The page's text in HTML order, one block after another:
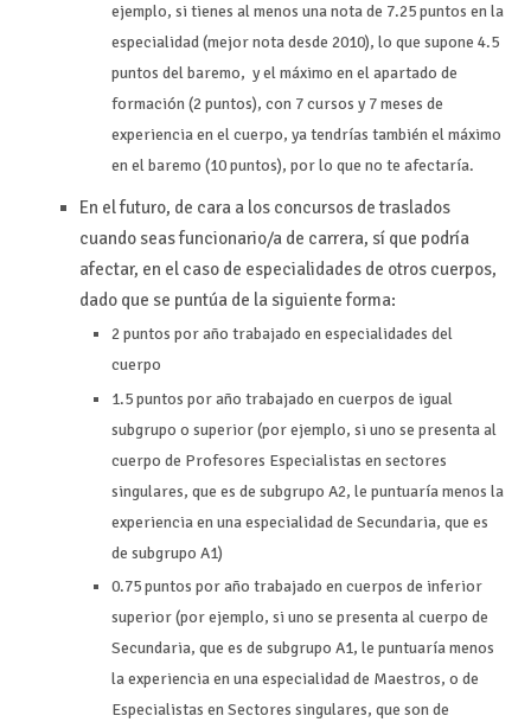
ejemplo, si tienes al menos una nota de 7.25 puntos en la
especialidad (mejor nota desde 2010), lo que supone 4.5
puntos del baremo, y el máximo en el apartado de
formación (2 puntos), con 7 cursos y 7 meses de
experiencia en el cuerpo, ya tendrías también el máximo
en el baremo (10 puntos), por lo que no te afectaría.
En el futuro, de cara a los concursos de traslados
cuando seas funcionario/a de carrera, sí que podría
afectar, en el caso de especialidades de otros cuerpos,
dado que se puntúa de la siguiente forma:
2 puntos por año trabajado en especialidades del
cuerpo
1.5 puntos por año trabajado en cuerpos de igual
subgrupo o superior (por ejemplo, si uno se presenta al
cuerpo de Profesores Especialistas en sectores
singulares, que es de subgrupo A2, le puntuaría menos la
experiencia en una especialidad de Secundaria, que es
de subgrupo A1)
0.75 puntos por año trabajado en cuerpos de inferior
superior (por ejemplo, si uno se presenta al cuerpo de
Secundaria, que es de subgrupo A1, le puntuaría menos
la experiencia en una especialidad de Maestros, o de
Especialistas en Sectores singulares, que son de